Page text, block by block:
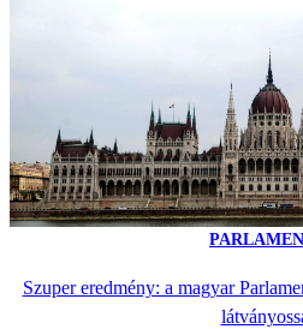
Szuper eredmény: a magyar